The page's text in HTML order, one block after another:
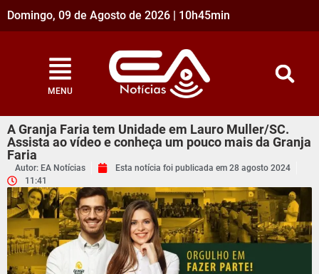
Domingo, 09 de Agosto de 2026 | 10h45min
MENU
A Granja Faria tem Unidade em Lauro Muller/SC.
Assista ao vídeo e conheça um pouco mais da Granja
Faria
Autor: EA Notícias Esta notícia foi publicada em 28 agosto 2024
11:41